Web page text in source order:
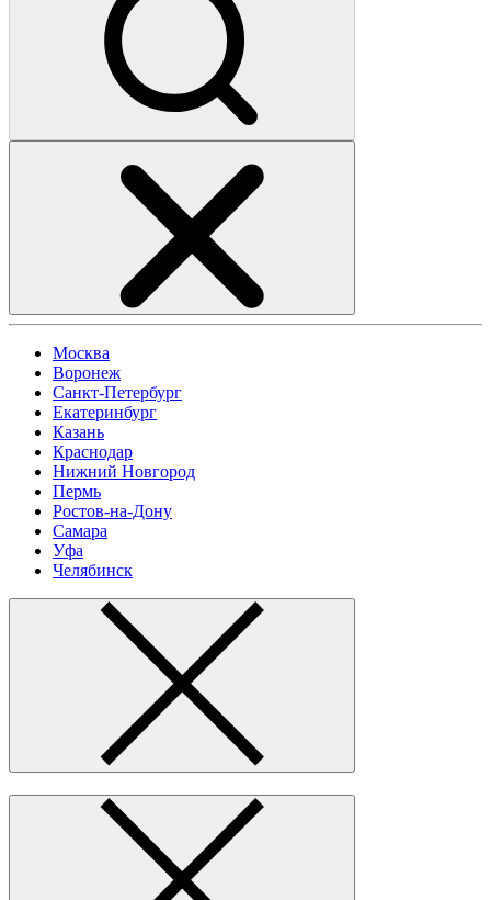
Москва
Воронеж
Санкт-Петербург
Екатеринбург
Казань
Краснодар
Нижний Новгород
Пермь
Ростов-на-Дону
Самара
Уфа
Челябинск